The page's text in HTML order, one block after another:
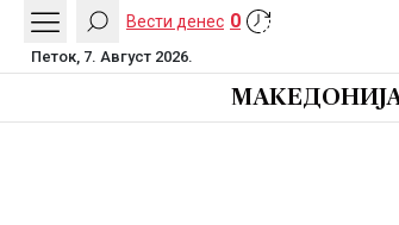
Вести денес 0
Петок, 7. Август 2026.